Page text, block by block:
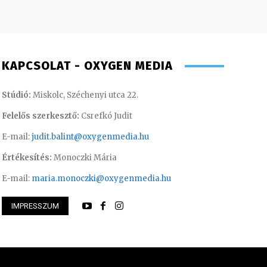
Csaba – szerkesztő-riporter
KAPCSOLAT - OXYGEN MEDIA
Stúdió: Miskolc, Széchenyi utca 22.
Felelős szerkesztő: Csrefkó Judit
E-mail:judit.balint@oxygenmedia.hu
Értékesítés: Monoczki Mária
E-mail: maria.monoczki@oxygenmedia.hu
IMPRESSZUM